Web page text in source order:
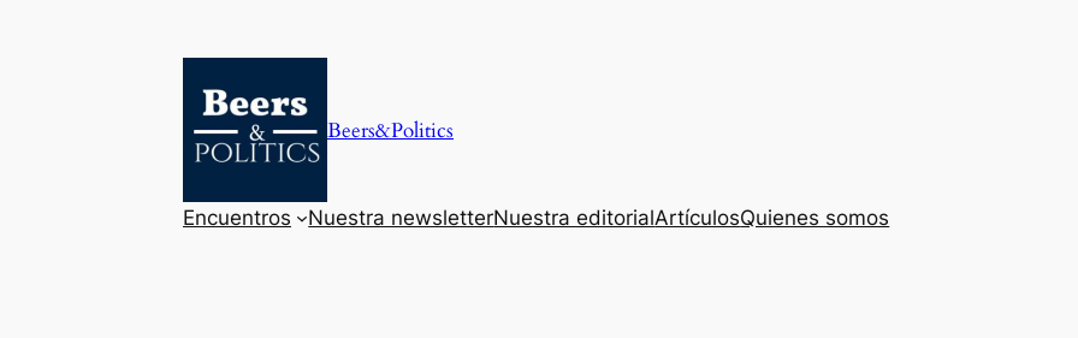
Beers&Politics
Encuentros Nuestra newsletterNuestra editorialArtículosQuienes somos